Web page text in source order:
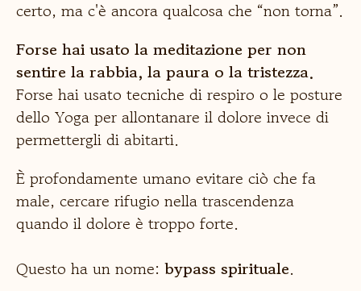
certo, ma c'è ancora qualcosa che “non torna”.
Forse hai usato la meditazione per non
sentire la rabbia, la paura o la tristezza.
Forse hai usato tecniche di respiro o le posture
dello Yoga per allontanare il dolore invece di
permettergli di abitarti.
È profondamente umano evitare ciò che fa
male, cercare rifugio nella trascendenza
quando il dolore è troppo forte.
Questo ha un nome: bypass spirituale.